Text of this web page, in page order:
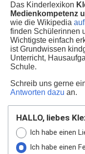
Das Kinderlexikon
Medienkompetenz
wie die Wikipedia
finden Schülerinnen
Wichtigste einfach
ist Grundwissen
Unterricht,
Schule.
Schreib uns gerne
Antworten dazu an.
HALLO, liebes
Ich habe einen
Ich habe einen